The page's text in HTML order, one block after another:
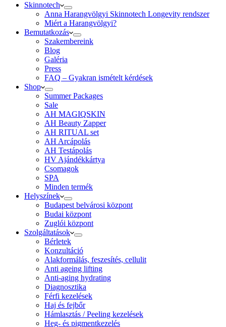
Skinnotech
Anna Harangvölgyi Skinnotech Longevity rendszer
Miért a Harangvölgyi?
Bemutatkozás
Szakembereink
Blog
Galéria
Press
FAQ – Gyakran ismételt kérdések
Shop
Summer Packages
Sale
AH MAGIQSKIN
AH Beauty Zapper
AH RITUAL set
AH Arcápolás
AH Testápolás
HV Ajándékkártya
Csomagok
SPA
Minden termék
Helyszínek
Budapest belvárosi központ
Budai központ
Zuglói központ
Szolgáltatások
Bérletek
Konzultáció
Alakformálás, feszesítés, cellulit
Anti ageing lifting
Anti-aging hydrating
Diagnosztika
Férfi kezelések
Haj és fejbőr
Hámlasztás / Peeling kezelések
Heg- és pigmentkezelés